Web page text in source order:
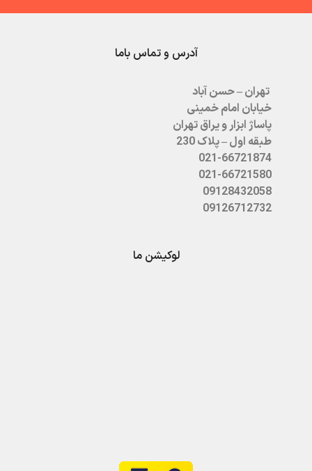
آدرس و تماس باما
تهران – حسن آباد
خیابان امام خمینی
پاساژ ابزار و یراق تهران
طبقه اول – پلاک 230
021-66721874
021-66721580
09128432058
09126712732
لوکیشن ما